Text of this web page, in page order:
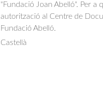
"Fundació Joan Abelló". Per a
autorització al Centre de
Fundació Abelló.
Castellà